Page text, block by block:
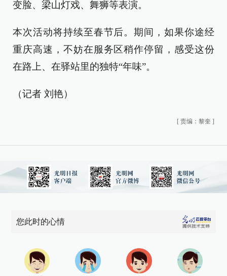
变脸、梁山灯戏、舞狮等表演。
本次活动将持续至春节后。期间，如果你途经
重庆高速，不妨在服务区稍作停留，感受这份
在路上、在驿站里的独特“年味”。
（记者 刘艳）
[ 责编：黎奎 ]
您此时的心情